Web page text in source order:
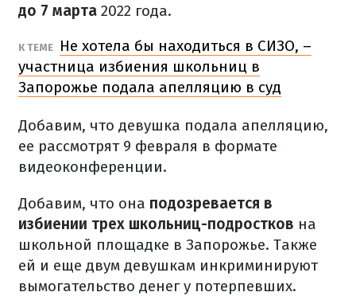
до 7 марта 2022 года.
К ТЕМЕ
Не хотела бы находиться в СИЗО, –
участница избиения школьниц в
Запорожье подала апелляцию в суд
Добавим, что девушка подала апелляцию,
ее рассмотрят 9 февраля в формате
видеоконференции.
Добавим, что она подозревается в
избиении трех школьниц-подростков на
школьной площадке в Запорожье. Также
ей и еще двум девушкам инкриминируют
вымогательство денег у потерпевших.